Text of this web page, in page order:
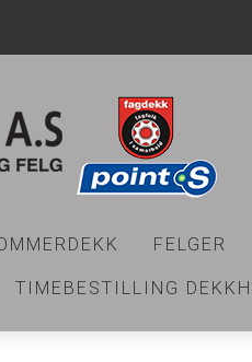
FELGER
TIMEBESTILLING